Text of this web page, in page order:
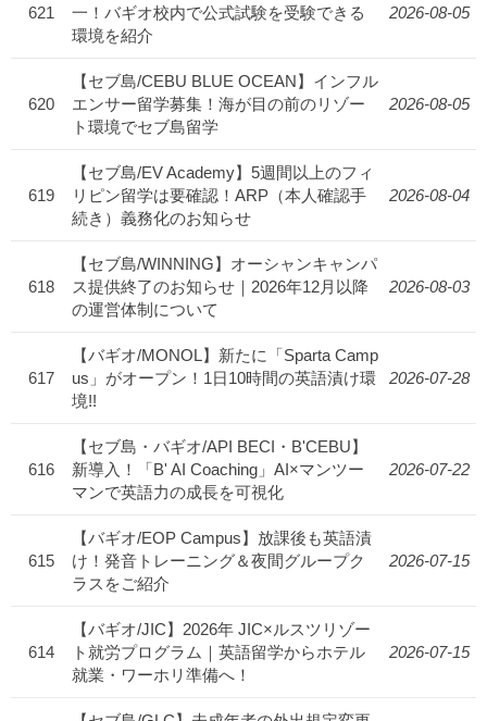
621
一！バギオ校内で公式試験を受験できる
環境を紹介
2026-08-05
620
【セブ島/CEBU BLUE OCEAN】インフル
エンサー留学募集！海が目の前のリゾー
ト環境でセブ島留学
2026-08-05
619
【セブ島/EV Academy】5週間以上のフィ
リピン留学は要確認！ARP（本人確認手
続き）義務化のお知らせ
2026-08-04
618
【セブ島/WINNING】オーシャンキャンパ
ス提供終了のお知らせ｜2026年12月以降
の運営体制について
2026-08-03
617
【バギオ/MONOL】新たに「Sparta Camp
us」がオープン！1日10時間の英語漬け環
境!!
2026-07-28
616
【セブ島・バギオ/API BECI・B'CEBU】
新導入！「B' AI Coaching」AI×マンツー
マンで英語力の成長を可視化
2026-07-22
615
【バギオ/EOP Campus】放課後も英語漬
け！発音トレーニング＆夜間グループク
ラスをご紹介
2026-07-15
614
【バギオ/JIC】2026年 JIC×ルスツリゾー
ト就労プログラム｜英語留学からホテル
就業・ワーホリ準備へ！
2026-07-15